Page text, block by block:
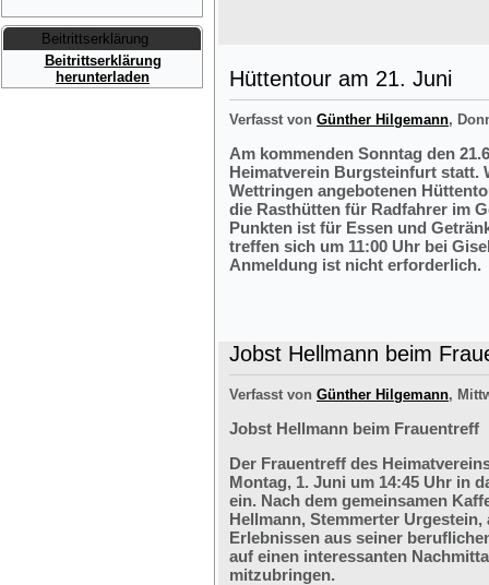
Beitrittserklärung
Beitrittserklärung
herunterladen
Hüttentour am 21. Juni
Verfasst von Günther Hilgemann,
Am kommenden Sonntag den
Heimatverein Burgsteinfurt statt.
Wettringen angebotenen
die Rasthütten für Radfahrer im
Punkten ist für Essen und
treffen sich um 11:00 Uhr bei
Anmeldung ist nicht erforderlich.
Jobst Hellmann beim
Verfasst von Günther Hilgemann,
Jobst Hellmann beim Frauentreff
Der Frauentreff des
Montag, 1. Juni um 14:45 Uhr in
ein. Nach dem gemeinsamen
Hellmann, Stemmerter
Erlebnissen aus seiner
auf einen interessanten
mitzubringen.